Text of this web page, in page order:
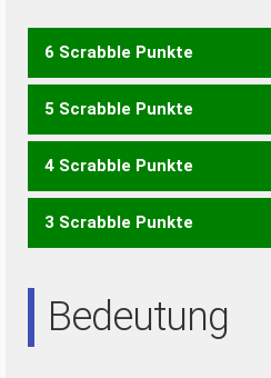
6 Scrabble Punkte
OSTEN STOEN TONES
5 Scrabble Punkte
NOTE OSTE SONE TONE
4 Scrabble Punkte
EOS NOT ONS OST SON
3 Scrabble Punkte
Bedeutung